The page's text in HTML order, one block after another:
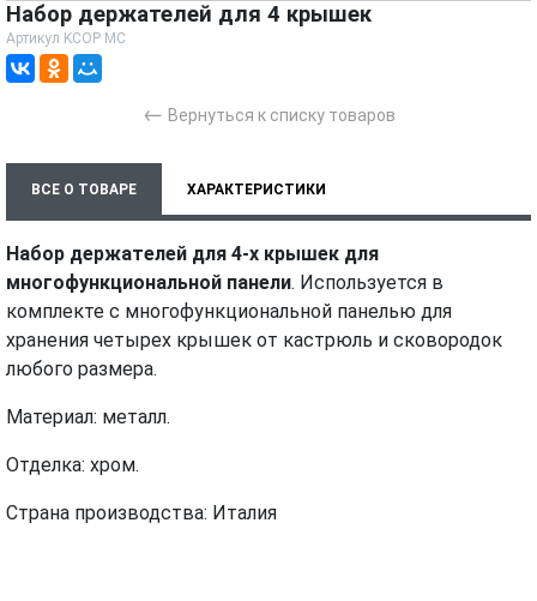
Набор держателей для 4 крышек
Артикул KCOP MC
← Вернуться к списку товаров
ВСЕ О ТОВАРЕ ХАРАКТЕРИСТИКИ
Набор держателей для 4-х крышек для
многофункциональной панели. Используется в
комплекте с многофункциональной панелью для
хранения четырех крышек от кастрюль и сковородок
любого размера.
Материал: металл.
Отделка: хром.
Страна производства: Италия